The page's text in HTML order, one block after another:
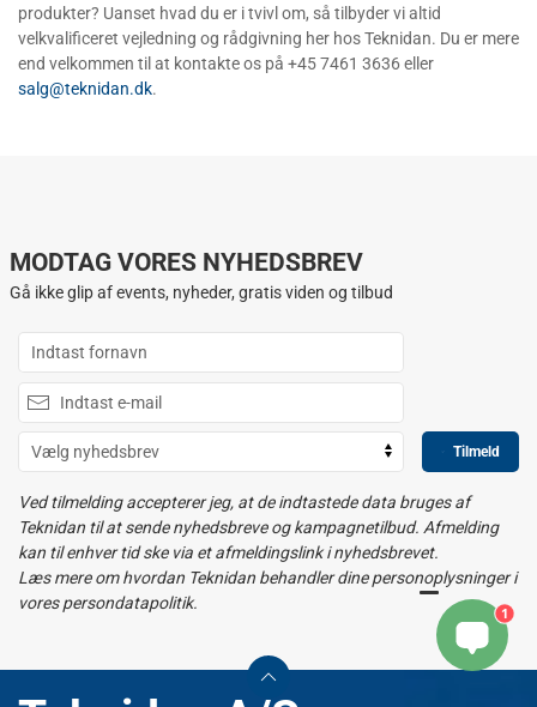
produkter? Uanset hvad du er i tvivl om, så tilbyder vi altid
velkvalificeret vejledning og rådgivning her hos Teknidan. Du er mere
end velkommen til at kontakte os på +45 7461 3636 eller
salg@teknidan.dk.
MODTAG VORES NYHEDSBREV
Gå ikke glip af events, nyheder, gratis viden og tilbud
Tilmeld
Ved tilmelding accepterer jeg, at de indtastede data bruges af
Teknidan til at sende nyhedsbreve og kampagnetilbud. Afmelding
kan til enhver tid ske via et afmeldingslink i nyhedsbrevet.
Læs mere om hvordan Teknidan behandler dine personoplysninger i
vores persondatapolitik.
1